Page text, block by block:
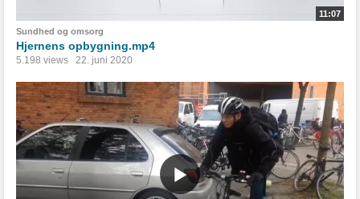
11:07
Sundhed og omsorg
Hjernens opbygning.mp4
5.198 views 22. juni 2020